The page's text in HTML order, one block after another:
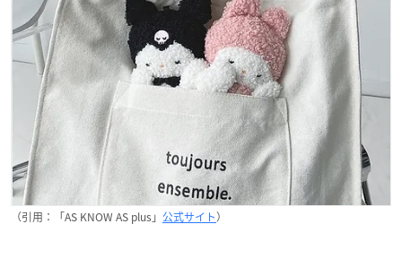
（引用：「AS KNOW AS plus」 公式サイト）